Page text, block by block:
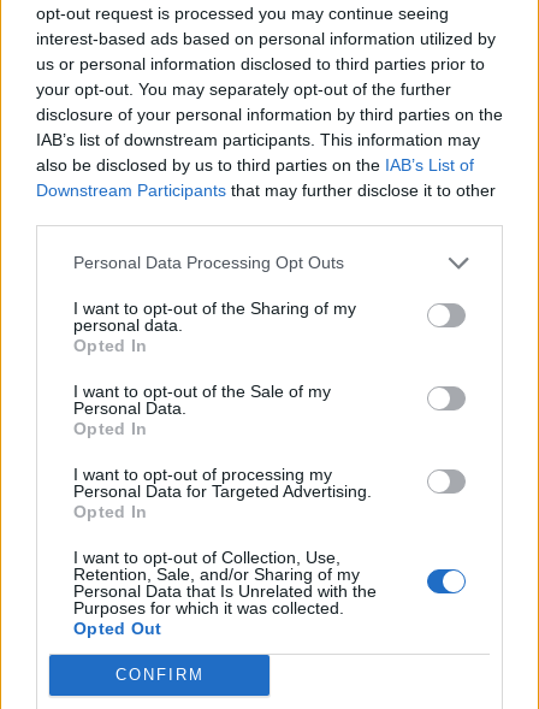
opt-out request is processed you may continue seeing
interest-based ads based on personal information utilized by
us or personal information disclosed to third parties prior to
your opt-out. You may separately opt-out of the further
disclosure of your personal information by third parties on the
IAB’s list of downstream participants. This information may
also be disclosed by us to third parties on the IAB’s List of
Downstream Participants that may further disclose it to other
Personal Data Processing Opt Outs
I want to opt-out of the Sharing of my
personal data.
Opted In
I want to opt-out of the Sale of my
Personal Data.
Opted In
I want to opt-out of processing my
Personal Data for Targeted Advertising.
Opted In
I want to opt-out of Collection, Use,
Retention, Sale, and/or Sharing of my
Personal Data that Is Unrelated with the
Purposes for which it was collected.
Opted Out
CONFIRM
πρακτικές».
TAGS: ΑΥΤΟΔΙΟΙΚΗΣΗ